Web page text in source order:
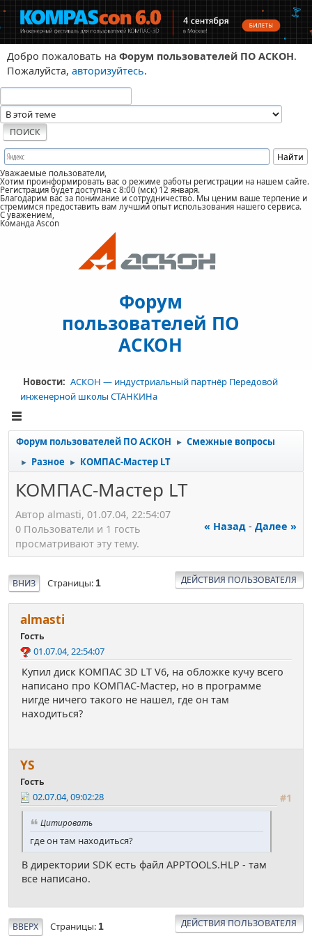
Добро пожаловать на Форум пользователей ПО АСКОН.
Пожалуйста, авторизуйтесь.
Уважаемые пользователи,
Хотим проинформировать вас о режиме работы регистрации на нашем сайте.
Регистрация будет доступна с 8:00 (мск) 12 января.
Благодарим вас за понимание и сотрудничество. Мы ценим ваше терпение и
стремимся предоставить вам лучший опыт использования нашего сервиса.
С уважением,
Команда Ascon
Форум
пользователей ПО
АСКОН
Новости: АСКОН — индустриальный партнёр Передовой
инженерной школы СТАНКИНа
Форум пользователей ПО АСКОН ► Смежные вопросы
► Разное ► КОМПАС-Мастер LT
КОМПАС-Мастер LT
Автор almasti, 01.07.04, 22:54:07
« Назад - Далее »
0 Пользователи и 1 гость
просматривают эту тему.
ВНИЗ Страницы 1 ДЕЙСТВИЯ ПОЛЬЗОВАТЕЛЯ
almasti
Гость
01.07.04, 22:54:07
Купил диск КОМПАС 3D LT V6, на обложке кучу всего
написано про КОМПАС-Мастер, но в программе
нигде ничего такого не нашел, где он там
находиться?
YS
Гость
#1
02.07.04, 09:02:28
Цитировать
где он там находиться?
В директории SDK есть файл APPTOOLS.HLP - там
все написано.
ВВЕРХ Страницы 1 ДЕЙСТВИЯ ПОЛЬЗОВАТЕЛЯ